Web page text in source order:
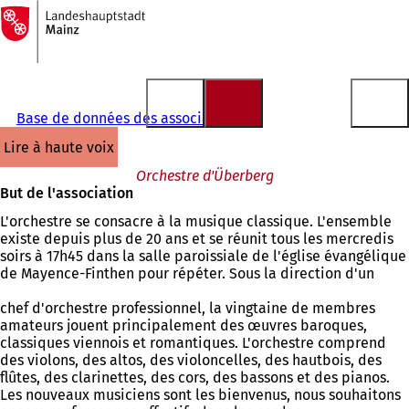
Accéder au contenu
Vers
la
page
d'accueil
Base de données des associations
lire à haute voix
Orchestre d'Überberg
But de l'association
L'orchestre se consacre à la musique classique. L'ensemble
existe depuis plus de 20 ans et se réunit tous les mercredis
soirs à 17h45 dans la salle paroissiale de l'église évangélique
de Mayence-Finthen pour répéter. Sous la direction d'un
chef d'orchestre professionnel, la vingtaine de membres
amateurs jouent principalement des œuvres baroques,
classiques viennois et romantiques. L'orchestre comprend
des violons, des altos, des violoncelles, des hautbois, des
flûtes, des clarinettes, des cors, des bassons et des pianos.
Les nouveaux musiciens sont les bienvenus, nous souhaitons